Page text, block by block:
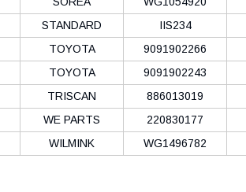
STANDARD IIS234
TOYOTA 9091902266
TOYOTA 9091902243
TRISCAN 886013019
WE PARTS 220830177
WILMINK WG1496782